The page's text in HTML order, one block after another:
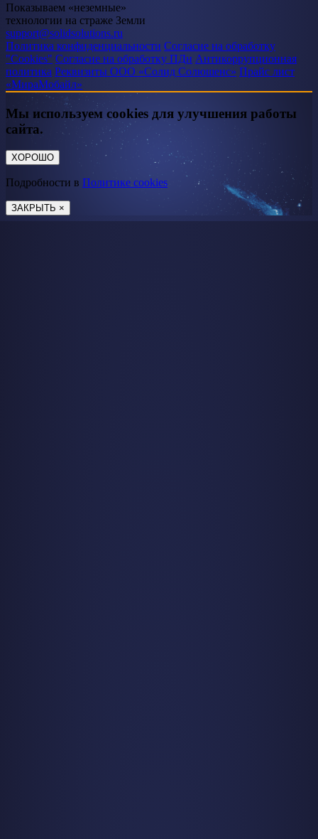
Показываем «неземные»
технологии на страже Земли
support@solidsolutions.ru
Политика конфиденциальности Согласие на обработку
"Cookies" Согласие на обработку ПДн Антикоррупционная
политика Реквизиты ООО «Солид Солюшенс» Прайс лист
«МираМобайл»
Мы используем cookies для улучшения работы
сайта.
ХОРОШО
Подробности в Политике cookies
ЗАКРЫТЬ ×